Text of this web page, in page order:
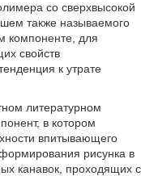
со сверхвысокой
также называемого
компоненте, для
свойств
к утрате
литературном
в котором
впитывающего
рисунка в
канавок, проходящих с